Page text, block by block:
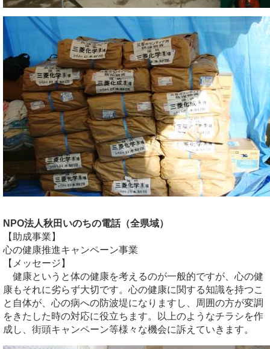
NPO法人秋田いのちの電話（全県域）
【助成事業】
心の健康推進キャンペーン事業
【メッセージ】
健康というと体の健康を考えるのが一般的ですが、心の健
康もそれに劣らず大切です。心の健康に関する知識を持つこ
と自体が、心の病への防波堤になりますし、周囲の方が変調
をきたした時の対応に役立ちます。以上のようなチラシを作
成し、街頭キャンペーン等様々な機会に訴えていきます。